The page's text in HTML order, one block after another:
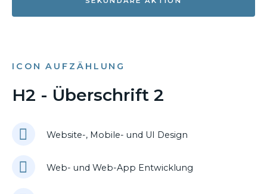
ICON AUFZÄHLUNG
H2 - Überschrift 2
Website-, Mobile- und UI Design
Web- und Web-App Entwicklung